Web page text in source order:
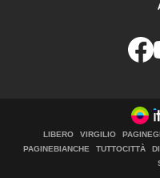
LIBERO VIRGILIO
PAGINEBIANCHE
TUTTOCITTÀ